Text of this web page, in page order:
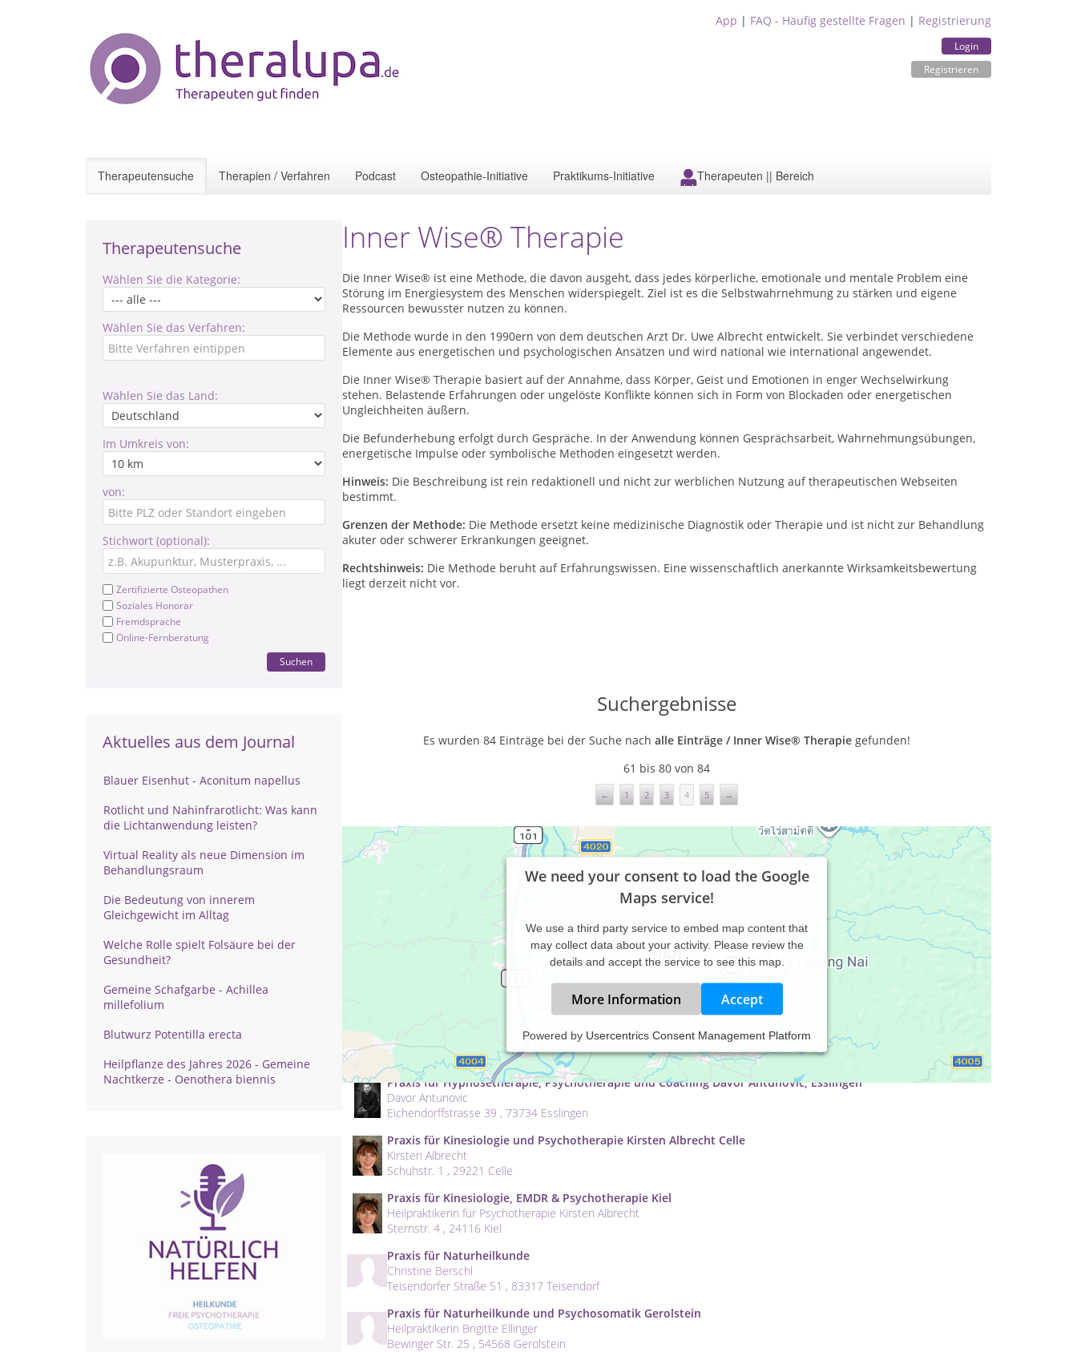
App | FAQ - Häufig gestellte Fragen | Registrierung
Login
Registrieren
Therapeutensuche Therapien / Verfahren Podcast Osteopathie-Initiative Praktikums-Initiative Therapeuten || Bereich
Therapeutensuche
Wählen Sie die Kategorie:
Wählen Sie das Verfahren:
Wählen Sie das Land:
Im Umkreis von:
von:
Stichwort (optional):
Zertifizierte Osteopathen
Soziales Honorar
Fremdsprache
Online-Fernberatung
Suchen
Aktuelles aus dem Journal
Blauer Eisenhut - Aconitum napellus
Rotlicht und Nahinfrarotlicht: Was kann
die Lichtanwendung leisten?
Virtual Reality als neue Dimension im
Behandlungsraum
Die Bedeutung von innerem
Gleichgewicht im Alltag
Welche Rolle spielt Folsäure bei der
Gesundheit?
Gemeine Schafgarbe - Achillea
millefolium
Blutwurz Potentilla erecta
Heilpflanze des Jahres 2026 - Gemeine
Nachtkerze - Oenothera biennis
Inner Wise® Therapie
Die Inner Wise® ist eine Methode, die davon ausgeht, dass jedes körperliche, emotionale und mentale Problem eine
Störung im Energiesystem des Menschen widerspiegelt. Ziel ist es die Selbstwahrnehmung zu stärken und eigene
Ressourcen bewusster nutzen zu können.
Die Methode wurde in den 1990ern von dem deutschen Arzt Dr. Uwe Albrecht entwickelt. Sie verbindet verschiedene
Elemente aus energetischen und psychologischen Ansätzen und wird national wie international angewendet.
Die Inner Wise® Therapie basiert auf der Annahme, dass Körper, Geist und Emotionen in enger Wechselwirkung
stehen. Belastende Erfahrungen oder ungelöste Konflikte können sich in Form von Blockaden oder energetischen
Ungleichheiten äußern.
Die Befunderhebung erfolgt durch Gespräche. In der Anwendung können Gesprächsarbeit, Wahrnehmungsübungen,
energetische Impulse oder symbolische Methoden eingesetzt werden.
Hinweis: Die Beschreibung ist rein redaktionell und nicht zur werblichen Nutzung auf therapeutischen Webseiten
bestimmt.
Grenzen der Methode: Die Methode ersetzt keine medizinische Diagnostik oder Therapie und ist nicht zur Behandlung
akuter oder schwerer Erkrankungen geeignet.
Rechtshinweis: Die Methode beruht auf Erfahrungswissen. Eine wissenschaftlich anerkannte Wirksamkeitsbewertung
liegt derzeit nicht vor.
Suchergebnisse
Es wurden 84 Einträge bei der Suche nach alle Einträge / Inner Wise® Therapie gefunden!
61 bis 80 von 84
← 1 2 3 4 5 →
We need your consent to load the Google
Maps service!
We use a third party service to embed map content that
may collect data about your activity. Please review the
details and accept the service to see this map.
More Information Accept
Powered by Usercentrics Consent Management Platform
Praxis für Humanenergetik Evelyn Böhler, Vorarlberg Rankweil
Evelyn Böhler
Lehenweg 2, Haus A, 2. Stock , 6830 Rankweil
Praxis für Hypnosetherapie, Psychotherapie und Coaching Davor Antunovic, Esslingen
Davor Antunovic
Eichendorffstrasse 39 , 73734 Esslingen
Praxis für Kinesiologie und Psychotherapie Kirsten Albrecht Celle
Kirsten Albrecht
Schuhstr. 1 , 29221 Celle
Praxis für Kinesiologie, EMDR & Psychotherapie Kiel
Heilpraktikerin für Psychotherapie Kirsten Albrecht
Sternstr. 4 , 24116 Kiel
Praxis für Naturheilkunde
Christine Berschl
Teisendorfer Straße 51 , 83317 Teisendorf
Praxis für Naturheilkunde und Psychosomatik Gerolstein
Heilpraktikerin Brigitte Ellinger
Bewinger Str. 25 , 54568 Gerolstein